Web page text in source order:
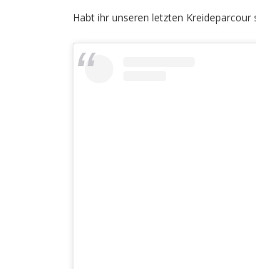
Habt ihr unseren letzten Kreideparcour